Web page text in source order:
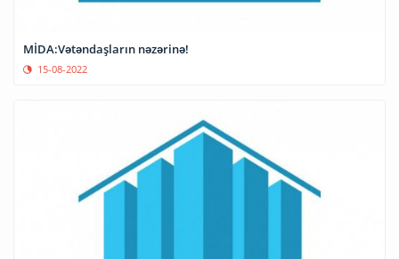
MİDA:Vətəndaşların nəzərinə!
15-08-2022